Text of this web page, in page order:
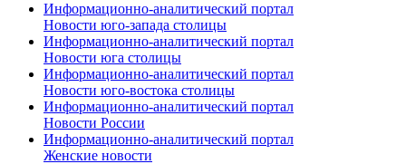
Информационно-аналитический портал
Новости юго-запада столицы
Информационно-аналитический портал
Новости юга столицы
Информационно-аналитический портал
Новости юго-востока столицы
Информационно-аналитический портал
Новости России
Информационно-аналитический портал
Женские новости